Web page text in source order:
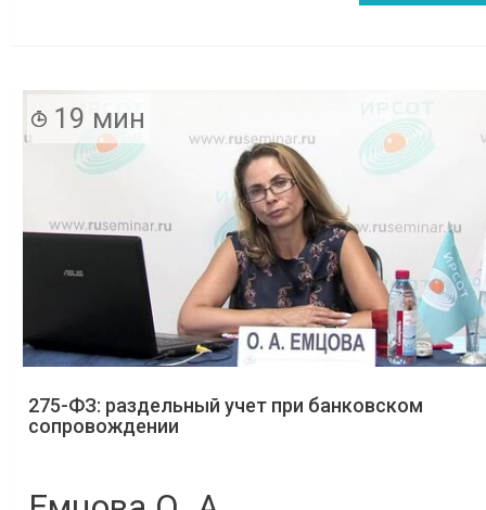
19 мин
275-ФЗ: раздельный учет при банковском
сопровождении